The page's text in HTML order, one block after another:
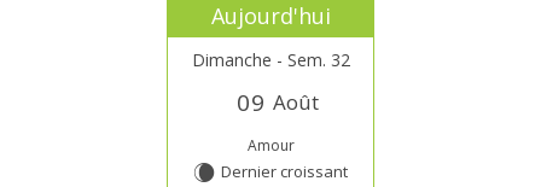
Aujourd'hui
Dimanche - Sem. 32
09 Août
Amour
W Dernier croissant